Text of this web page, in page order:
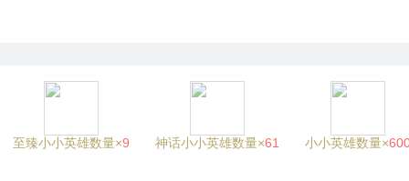
至臻小小英雄数量×9 神话小小英雄数量×61 小小英雄数量×